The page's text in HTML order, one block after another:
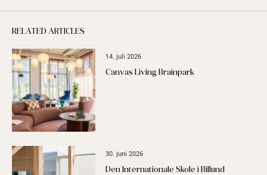
RELATED ARTICLES
14. juli 2026
Canvas Living Brainpark
30. juni 2026
Den Internationale Skole i Billund